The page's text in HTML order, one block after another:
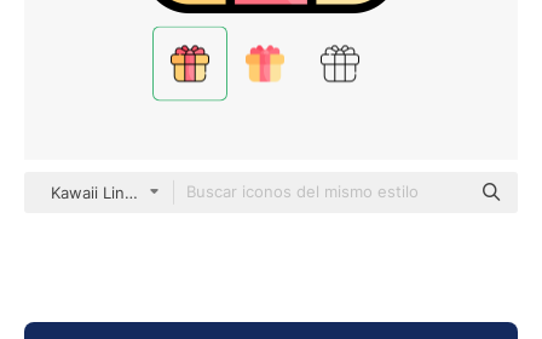
Kawaii Lineal color